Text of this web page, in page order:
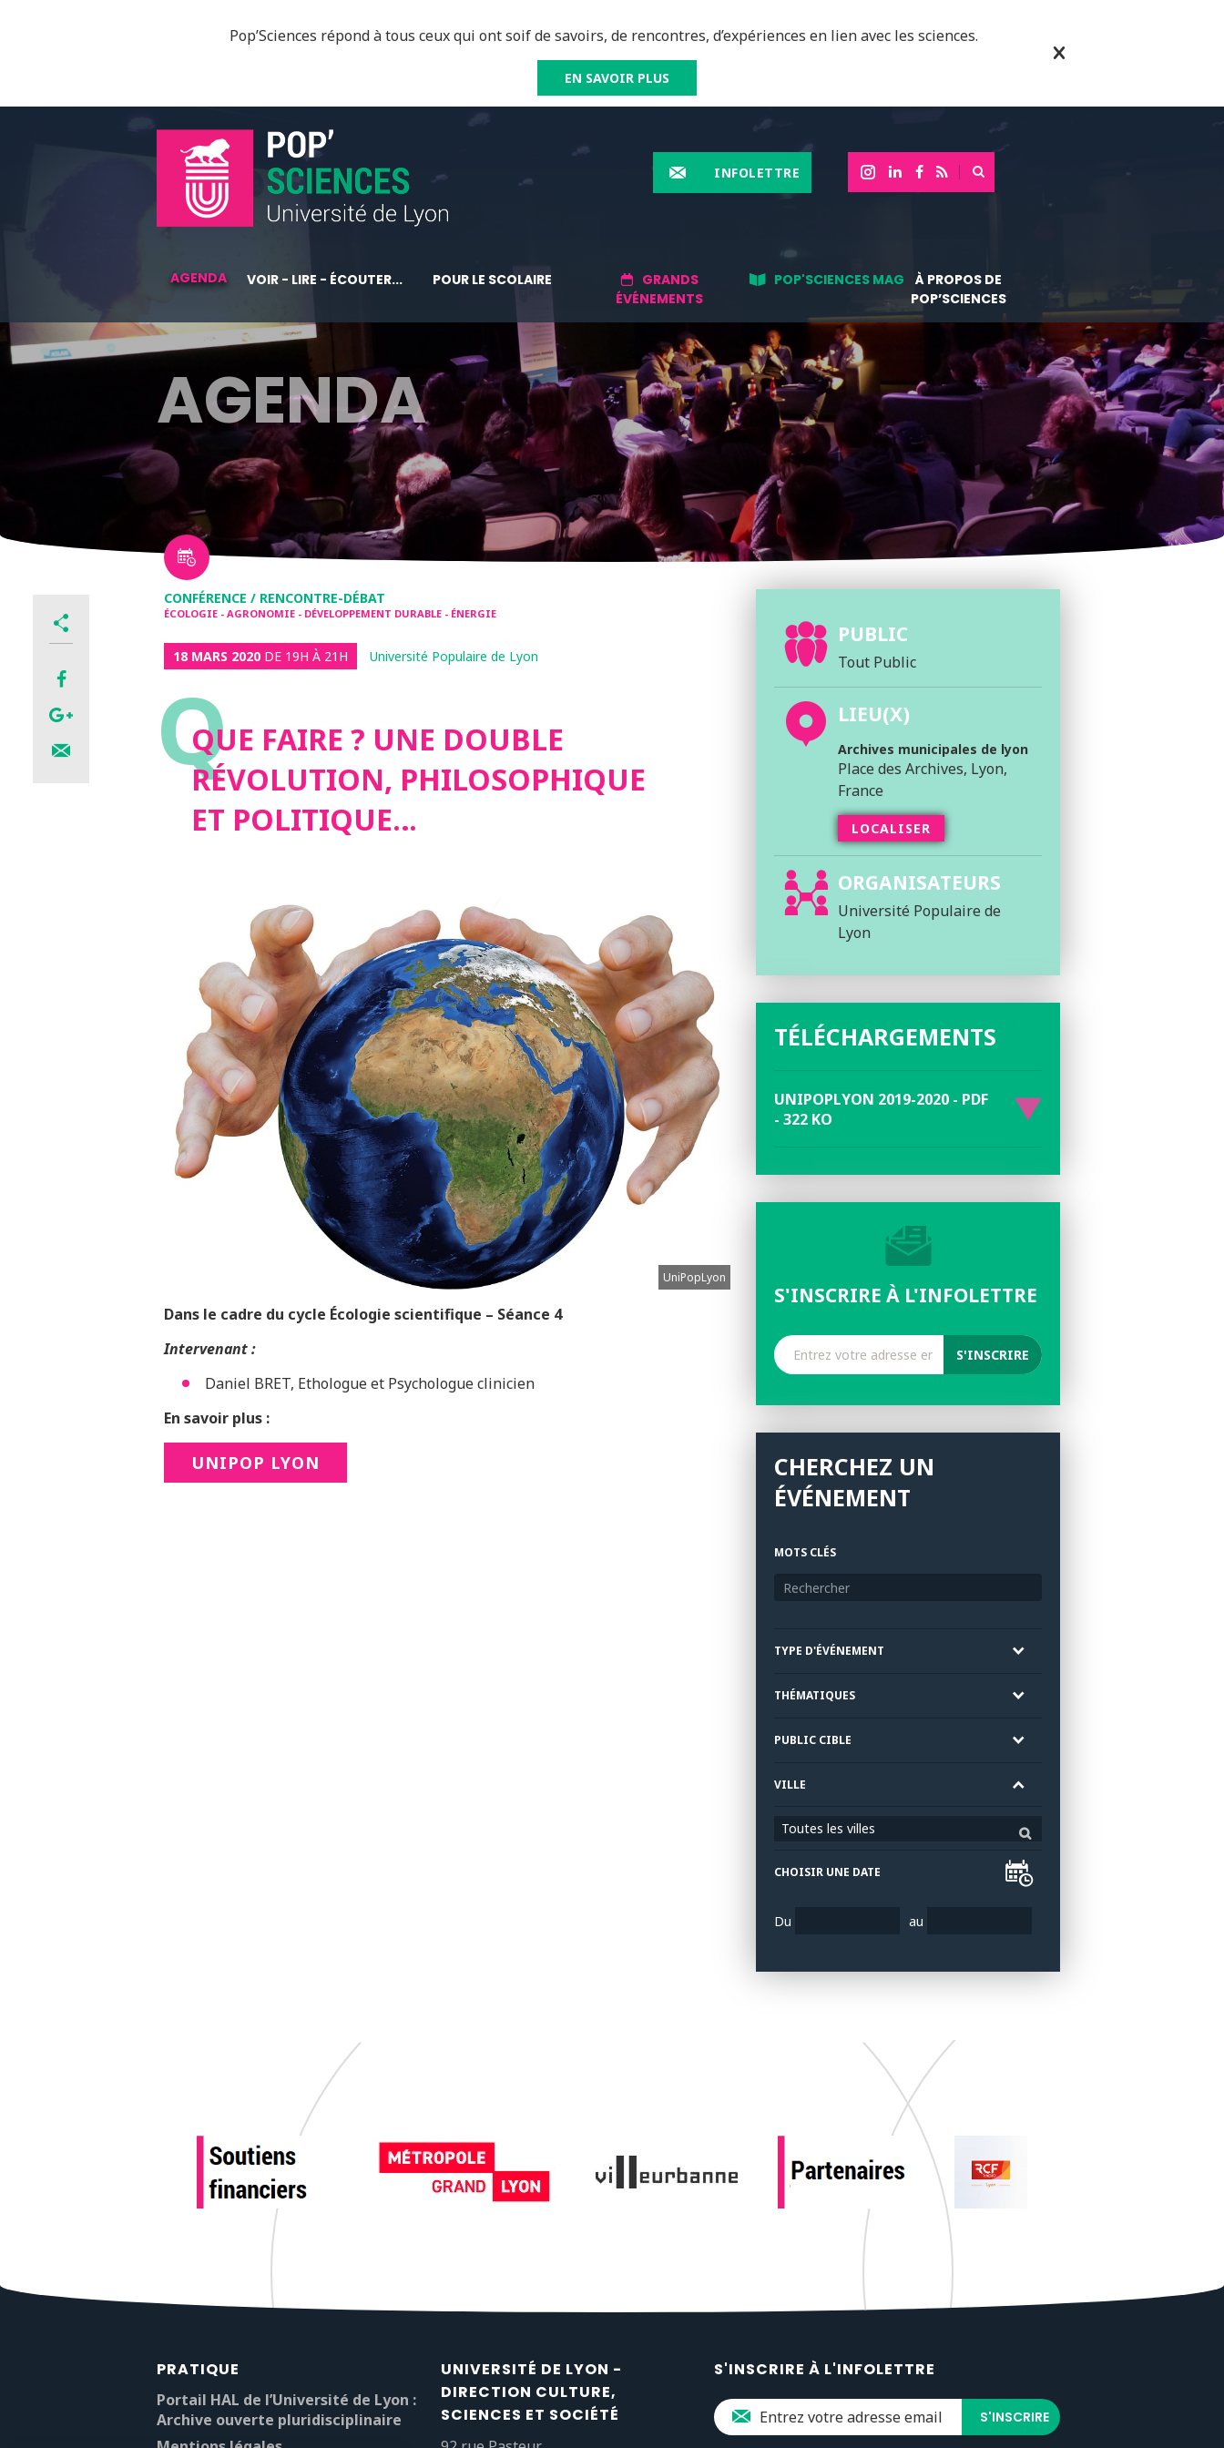
Pop’Sciences répond à tous ceux qui ont soif de savoirs, de rencontres, d’expériences en lien avec les sciences.
EN SAVOIR PLUS
INFOLETTRE
AGENDA VOIR - LIRE - ÉCOUTER... POUR LE SCOLAIRE
GRANDS
ÉVÉNEMENTS
POP'SCIENCES MAG
À PROPOS DE
POP’SCIENCES
AGENDA
CONFÉRENCE / RENCONTRE-DÉBAT
ÉCOLOGIE - AGRONOMIE - DÉVELOPPEMENT DURABLE - ÉNERGIE
18 MARS 2020 DE 19H À 21H Université Populaire de Lyon
QQUE FAIRE ? UNE DOUBLE
RÉVOLUTION, PHILOSOPHIQUE
ET POLITIQUE…
UniPopLyon
Dans le cadre du cycle Écologie scientifique – Séance 4
Intervenant :
Daniel BRET, Ethologue et Psychologue clinicien
En savoir plus :
UNIPOP LYON
PUBLIC
Tout Public
LIEU(X)
Archives municipales de lyon
Place des Archives, Lyon,
France
LOCALISER
ORGANISATEURS
Université Populaire de
Lyon
TÉLÉCHARGEMENTS
UNIPOPLYON 2019-2020 - PDF
- 322 KO
S'INSCRIRE À L'INFOLETTRE
CHERCHEZ UN
ÉVÉNEMENT
MOTS CLÉS
TYPE D'ÉVÉNEMENT
THÉMATIQUES
PUBLIC CIBLE
VILLE
Toutes les villes
CHOISIR UNE DATE
Du au
PRATIQUE
Portail HAL de l’Université de Lyon :
Archive ouverte pluridisciplinaire
UNIVERSITÉ DE LYON -
DIRECTION CULTURE,
SCIENCES ET SOCIÉTÉ
S'INSCRIRE À L'INFOLETTRE